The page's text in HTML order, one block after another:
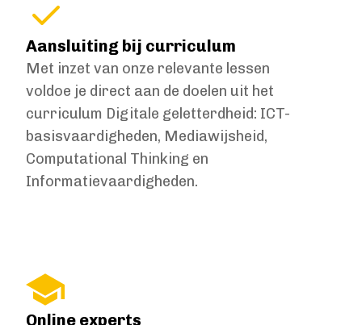
Aansluiting bij curriculum
Met inzet van onze relevante lessen
voldoe je direct aan de doelen uit het
curriculum Digitale geletterdheid: ICT-
basisvaardigheden, Mediawijsheid,
Computational Thinking en
Informatievaardigheden.
Online experts